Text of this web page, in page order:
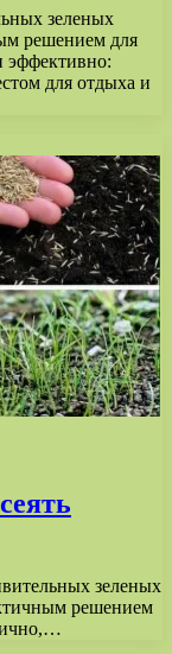
зеленых
решением для
эффективно:
для отдыха и
зеленых
решением